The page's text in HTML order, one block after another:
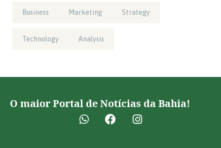
Business Marketing Strategy
Technology Analysis
O maior Portal de Notícias da Bahia!